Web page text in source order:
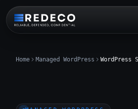
Home Managed WordPress WordPress